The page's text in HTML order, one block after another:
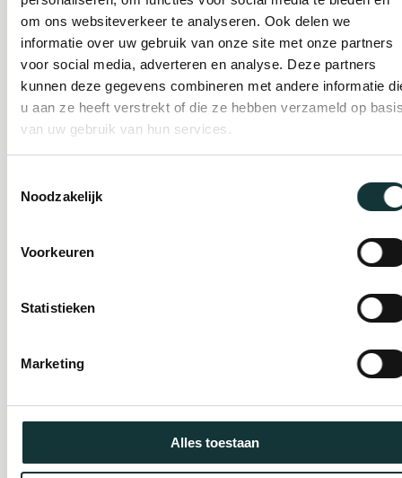
om ons websiteverkeer te analyseren. Ook delen we
informatie over uw gebruik van onze site met onze partners
voor social media, adverteren en analyse. Deze partners
kunnen deze gegevens combineren met andere informatie
u aan ze heeft verstrekt of die ze hebben verzameld op
van uw gebruik van hun services.
Noodzakelijk
Voorkeuren
Statistieken
Marketing
Alles toestaan
organiseren
Steun ons
Orgel Masterclass
De Pieterskerk als
Restauratie